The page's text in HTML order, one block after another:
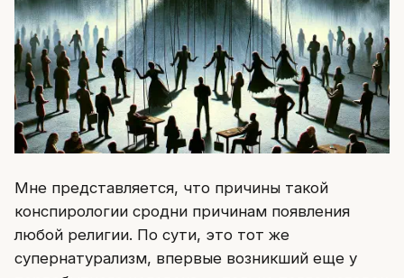
Мне представляется, что причины такой
конспирологии сродни причинам появления
любой религии. По сути, это тот же
супернатурализм, впервые возникший еще у